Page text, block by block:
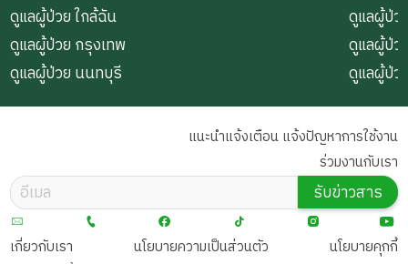
ดูแลผู้ป่วย ใกล้ฉัน
ดูแลผู้ป่วย กรุงเทพ
ดูแลผู้ป่วย นนทบุรี
ดูแลผู้ป่ว
ดูแลผู้ป่ว
ดูแลผู้ป่
เกี่ยวกับเรา นโยบายความเป็นส่วนตัว
นโยบายคุกกี้
แนะนำแจ้งเตือน แจ้งปัญหาการใช้งาน
ร่วมงานกับเรา
รับข่าวสาร